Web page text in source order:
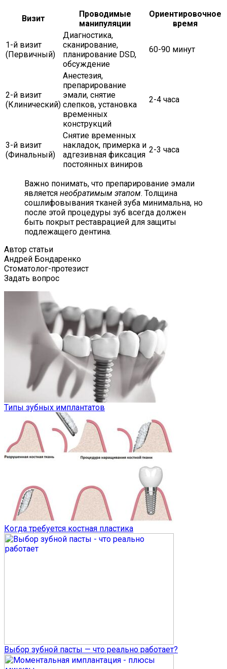
Визит
Проводимые
манипуляции
Ориентировочное
время
1-й визит
(Первичный)
Диагностика,
сканирование,
планирование DSD,
обсуждение
60-90 минут
2-й визит
(Клинический)
Анестезия,
препарирование
эмали, снятие
слепков, установка
временных
конструкций
2-4 часа
3-й визит
(Финальный)
Снятие временных
накладок, примерка и
адгезивная фиксация
постоянных виниров
2-3 часа
Важно понимать, что препарирование эмали
является необратимым этапом. Толщина
сошлифовывания тканей зуба минимальна, но
после этой процедуры зуб всегда должен
быть покрыт реставрацией для защиты
подлежащего дентина.
Автор статьи
Андрей Бондаренко
Стоматолог-протезист
Задать вопрос
Типы зубных имплантатов
Когда требуется костная пластика
Выбор зубной пасты — что реально работает?